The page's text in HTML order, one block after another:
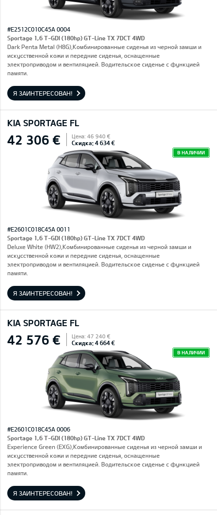
#E2512C010C45A 0004
Sportage 1,6 T-GDI (180hp) GT-Line TX 7DCT 4WD
Dark Penta Metal (H8G),Комбинированные сиденья из черной замши и
искусственной кожи и передние сиденья, оснащенные
электроприводом и вентиляцией. Водительское сиденье с функцией
памяти.
Я ЗАИНТЕРЕСОВАН!
KIA SPORTAGE FL
42 306 € Цена: 46 940 €
Скидка: 4 634 €
В НАЛИЧИИ
#E2601C018C45A 0011
Sportage 1,6 T-GDI (180hp) GT-Line TX 7DCT 4WD
Deluxe White (HW2),Комбинированные сиденья из черной замши и
искусственной кожи и передние сиденья, оснащенные
электроприводом и вентиляцией. Водительское сиденье с функцией
памяти.
Я ЗАИНТЕРЕСОВАН!
KIA SPORTAGE FL
42 576 € Цена: 47 240 €
Скидка: 4 664 €
В НАЛИЧИИ
#E2601C018C45A 0006
Sportage 1,6 T-GDI (180hp) GT-Line TX 7DCT 4WD
Experience Green (EXG),Комбинированные сиденья из черной замши и
искусственной кожи и передние сиденья, оснащенные
электроприводом и вентиляцией. Водительское сиденье с функцией
памяти.
Я ЗАИНТЕРЕСОВАН!